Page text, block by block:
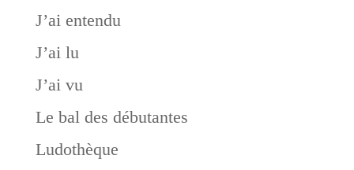
J’ai entendu
J’ai lu
J’ai vu
Le bal des débutantes
Ludothèque